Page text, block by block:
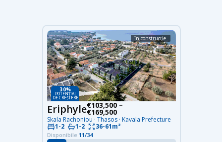
30%
DE CREȘTERE
POTENȚIAL
în construcție
Eriphyle€103,500 –
€169,500
Skala Rachoniou · Thasos · Kavala Prefecture
1-2
1-2 36-61m²
Disponibile 11/34